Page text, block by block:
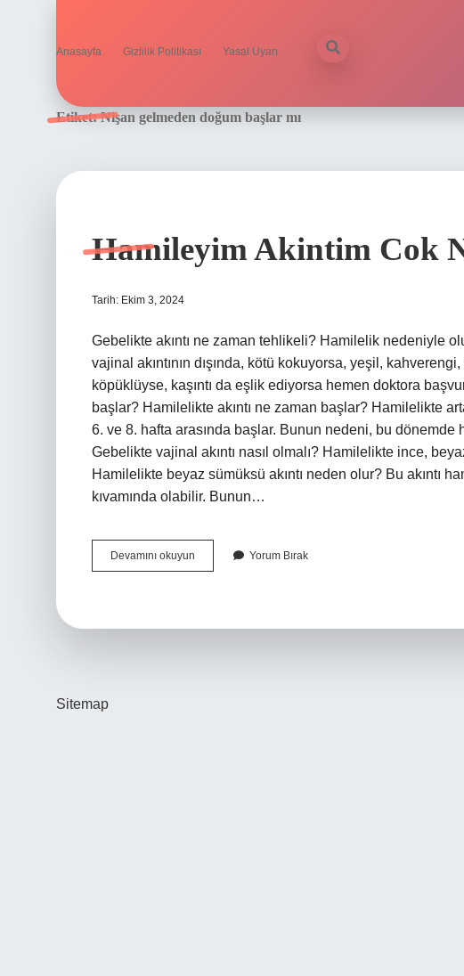
Anasayfa Gizlilik Politikası Yasal Uyarı
Etiket:Nişan gelmeden doğum başlar mı
Hamileyim Akintim Cok
Tarih: Ekim 3, 2024
Gebelikte akıntı ne zaman tehlikeli? Hamilelik nedeniyle
vajinal akıntının dışında, kötü kokuyorsa, yeşil,
köpüklüyse, kaşıntı da eşlik ediyorsa hemen doktora
başlar? Hamilelikte akıntı ne zaman başlar? Hamilelikte
6. ve 8. hafta arasında başlar. Bunun nedeni, bu dönemde
Gebelikte vajinal akıntı nasıl olmalı? Hamilelikte ince,
Hamilelikte beyaz sümüksü akıntı neden olur? Bu akıntı
kıvamında olabilir. Bunun…
Devamını okuyun Hamileyim
Akintim
Yorum Bırak
Sitemap